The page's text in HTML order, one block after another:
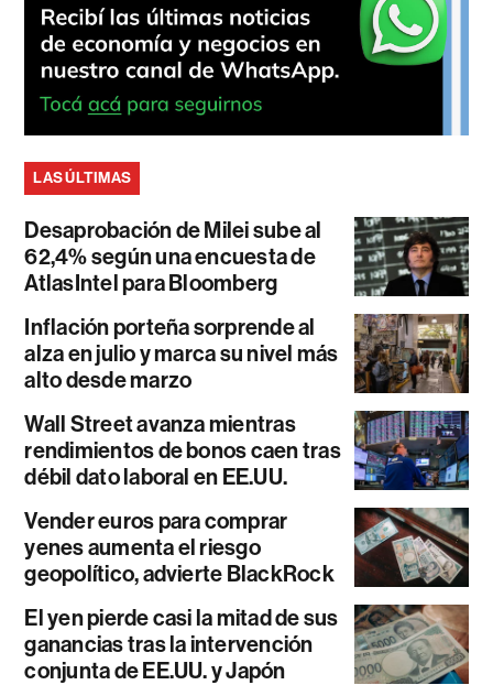
LAS ÚLTIMAS
Desaprobación de Milei sube al
62,4% según una encuesta de
AtlasIntel para Bloomberg
Inflación porteña sorprende al
alza en julio y marca su nivel más
alto desde marzo
Wall Street avanza mientras
rendimientos de bonos caen tras
débil dato laboral en EE.UU.
Vender euros para comprar
yenes aumenta el riesgo
geopolítico, advierte BlackRock
El yen pierde casi la mitad de sus
ganancias tras la intervención
conjunta de EE.UU. y Japón